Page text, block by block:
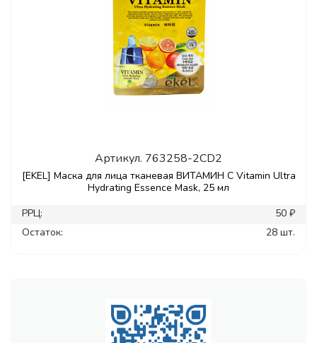
Артикул. 763258-2CD2
[EKEL] Маска для лица тканевая ВИТАМИН С Vitamin Ultra
Hydrating Essence Mask, 25 мл
РРЦ:
50 ₽
Остаток:
28 шт.